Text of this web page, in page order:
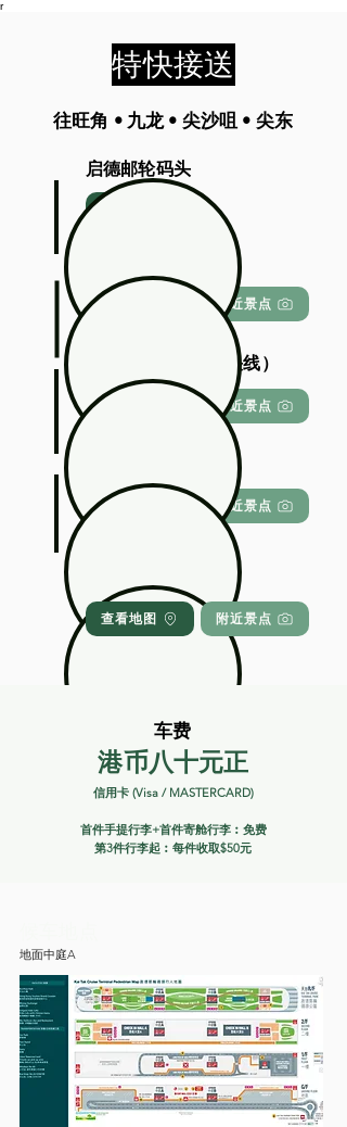
r
特快接送
往旺角 • 九龙 • 尖沙咀 • 尖东
启德邮轮码头
附近景点
九龙港铁站（机场快线）
查看地图 附近景点
查看地图 附近景点
查看地图 附近景点
车费
港币八十元正
信用卡 (Visa / MASTERCARD)
首件手提行李+首件寄舱行李︰免费
第3件行李起︰每件收取$50元
地面中庭A